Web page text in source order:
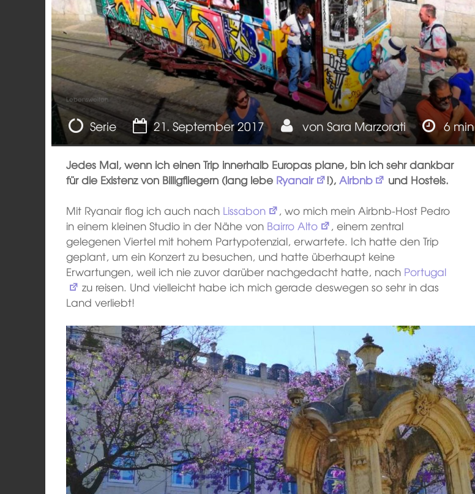
Lebenswelten
Serie 21. September 2017 von Sara Marzorati 6 min
Jedes Mal, wenn ich einen Trip innerhalb Europas plane, bin ich sehr dankbar
für die Existenz von Billigfliegern (lang lebe Ryanair !), Airbnb und Hostels.
Mit Ryanair flog ich auch nach Lissabon
, wo mich mein Airbnb-Host Pedro
in einem kleinen Studio in der Nähe von Bairro Alto
, einem zentral
gelegenen Viertel mit hohem Partypotenzial, erwartete. Ich hatte den Trip
geplant, um ein Konzert zu besuchen, und hatte überhaupt keine
Erwartungen, weil ich nie zuvor darüber nachgedacht hatte, nach Portugal
zu reisen. Und vielleicht habe ich mich gerade deswegen so sehr in das
Land verliebt!